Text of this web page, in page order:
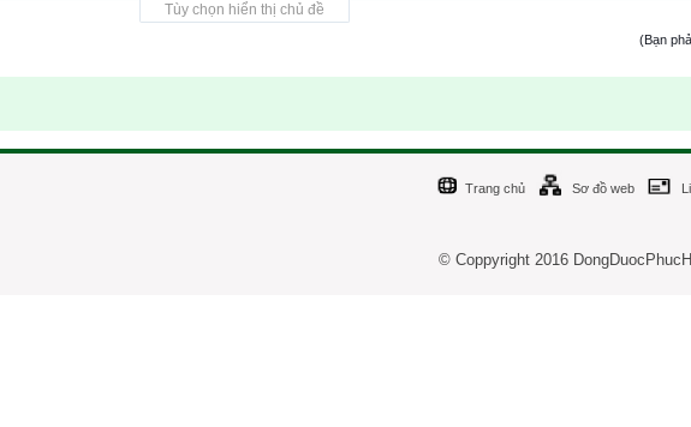
Tùy chọn hiển thị chủ đề
(Bạn
Trang chủ Sơ đồ web
© Coppyright 2016